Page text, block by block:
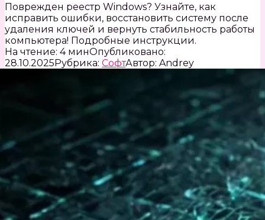
Поврежден реестр Windows? Узнайте, как
исправить ошибки, восстановить систему после
удаления ключей и вернуть стабильность работы
компьютера! Подробные инструкции.
На чтение: 4 минОпубликовано:
28.10.2025Рубрика: СофтАвтор: Andrey